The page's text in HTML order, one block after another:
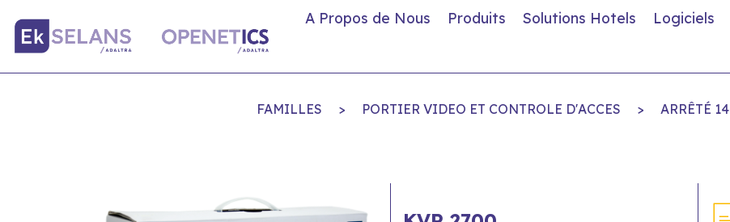
A Propos de Nous Produits Solutions Hotels Logiciels
FAMILLES > PORTIER VIDEO ET CONTROLE D'ACCES > ARRÊTÉ 14